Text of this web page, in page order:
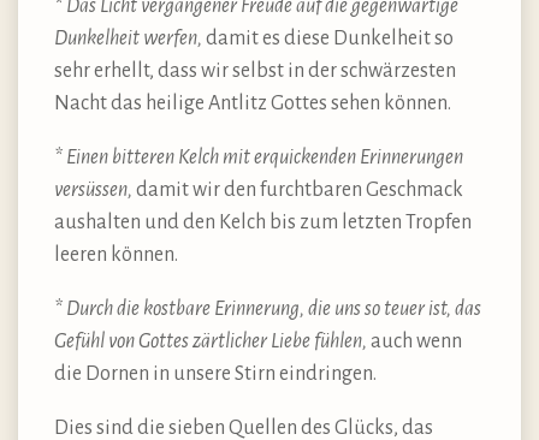
* Das Licht vergangener Freude auf die gegenwärtige
Dunkelheit werfen, damit es diese Dunkelheit so
sehr erhellt, dass wir selbst in der schwärzesten
Nacht das heilige Antlitz Gottes sehen können.
* Einen bitteren Kelch mit erquickenden Erinnerungen
versüssen, damit wir den furchtbaren Geschmack
aushalten und den Kelch bis zum letzten Tropfen
leeren können.
* Durch die kostbare Erinnerung, die uns so teuer ist, das
Gefühl von Gottes zärtlicher Liebe fühlen, auch wenn
die Dornen in unsere Stirn eindringen.
Dies sind die sieben Quellen des Glücks, das